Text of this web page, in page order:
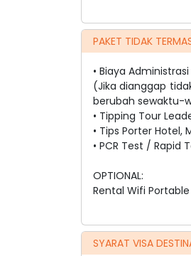
PAKET TIDAK
• Biaya Administrasi
(Jika dianggap
berubah sewaktu-
• Tipping Tour
• Tips Porter Hotel,
• PCR Test / Rapid
OPTIONAL:
Rental Wifi Portable
SYARAT VISA